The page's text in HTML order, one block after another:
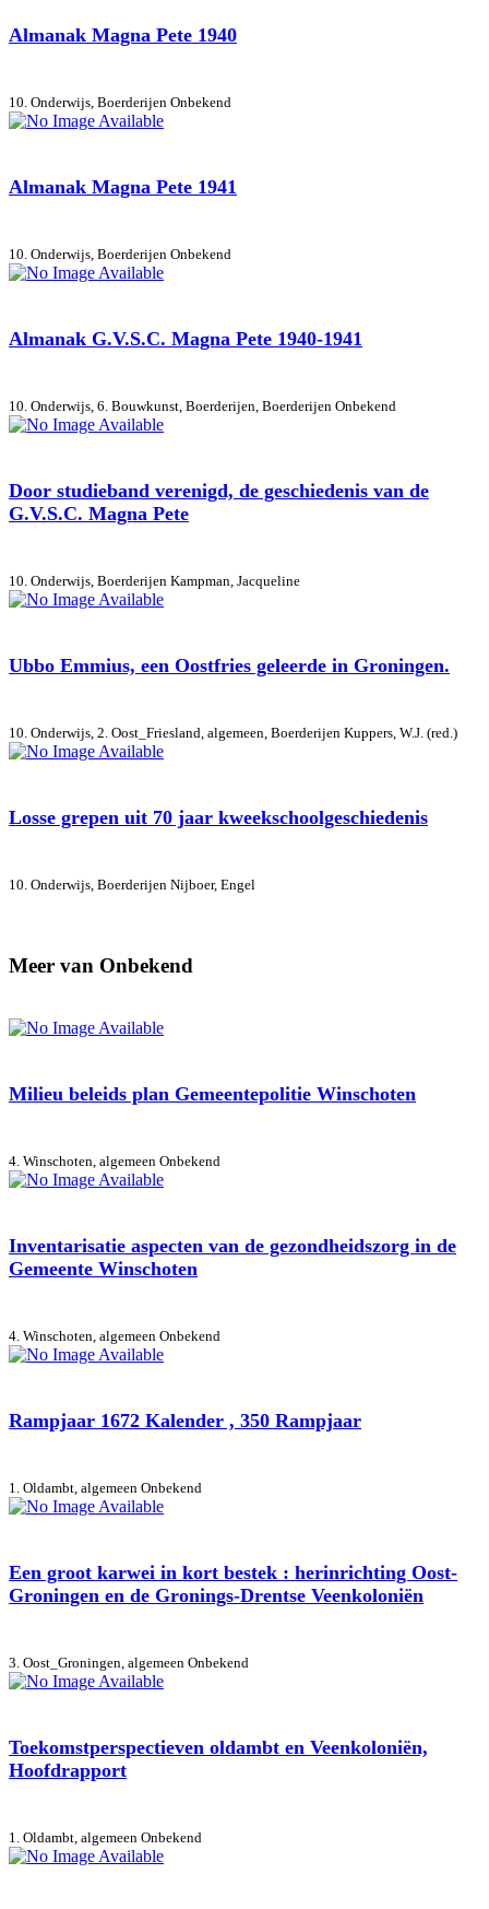
Almanak Magna Pete 1940
10. Onderwijs, Boerderijen Onbekend
Almanak Magna Pete 1941
10. Onderwijs, Boerderijen Onbekend
Almanak G.V.S.C. Magna Pete 1940-1941
10. Onderwijs, 6. Bouwkunst, Boerderijen, Boerderijen Onbekend
Door studieband verenigd, de geschiedenis van de
G.V.S.C. Magna Pete
10. Onderwijs, Boerderijen Kampman, Jacqueline
Ubbo Emmius, een Oostfries geleerde in Groningen.
10. Onderwijs, 2. Oost_Friesland, algemeen, Boerderijen Kuppers, W.J. (red.)
Losse grepen uit 70 jaar kweekschoolgeschiedenis
10. Onderwijs, Boerderijen Nijboer, Engel
Meer van Onbekend
Milieu beleids plan Gemeentepolitie Winschoten
4. Winschoten, algemeen Onbekend
Inventarisatie aspecten van de gezondheidszorg in de
Gemeente Winschoten
4. Winschoten, algemeen Onbekend
Rampjaar 1672 Kalender , 350 Rampjaar
1. Oldambt, algemeen Onbekend
Een groot karwei in kort bestek : herinrichting Oost-
Groningen en de Gronings-Drentse Veenkoloniën
3. Oost_Groningen, algemeen Onbekend
Toekomstperspectieven oldambt en Veenkoloniën,
Hoofdrapport
1. Oldambt, algemeen Onbekend